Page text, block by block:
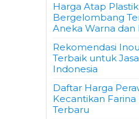
Harga Atap
Bergelombang
Aneka Warna dan
Rekomendasi
Terbaik untuk
Indonesia
Daftar Harga
Kecantikan Farina
Terbaru